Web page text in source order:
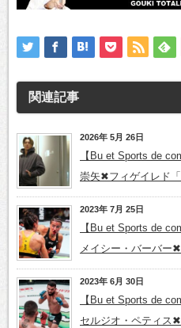
関連記事
2026年 5月 26日
【Bu et Sports de
崇矢✖フィゲイレド「
2023年 7月 25日
【Bu et Sports de
メイシー・バーバー
2023年 6月 30日
【Bu et Sports de
セルジオ・ペティス